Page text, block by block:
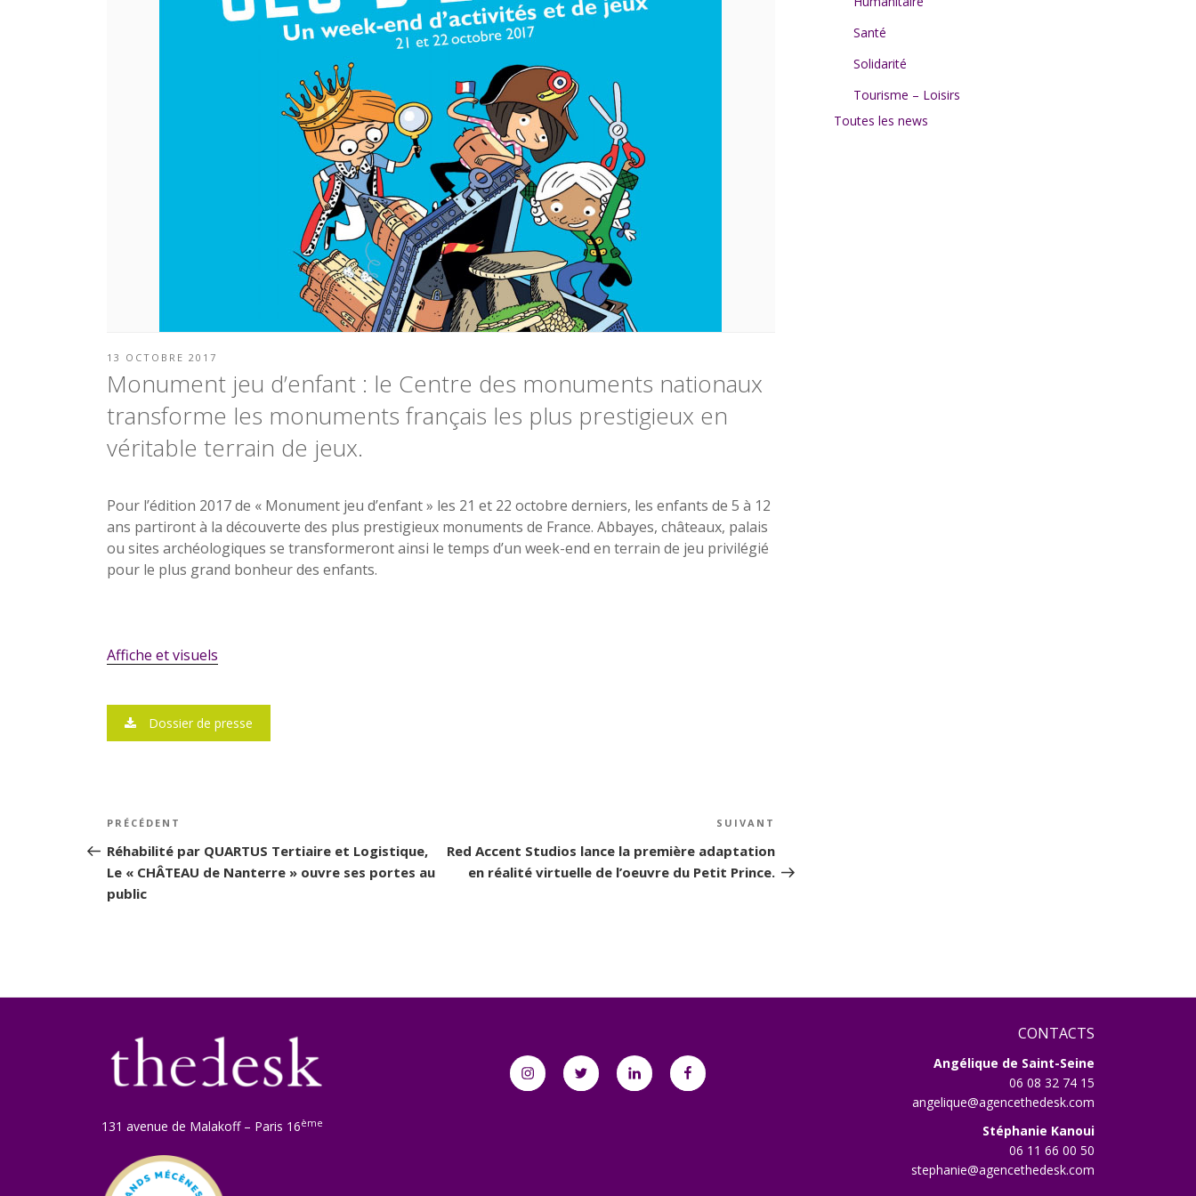
PUBLIÉ
13 OCTOBRE 2017
Monument jeu d’enfant : le Centre des monuments nationaux
transforme les monuments français les plus prestigieux en
véritable terrain de jeux.
Pour l’édition 2017 de « Monument jeu d’enfant » les 21 et 22 octobre derniers, les enfants de 5 à 12
ans partiront à la découverte des plus prestigieux monuments de France. Abbayes, châteaux, palais
ou sites archéologiques se transformeront ainsi le temps d’un week-end en terrain de jeu privilégié
pour le plus grand bonheur des enfants.
Affiche et visuels
Dossier de presse
Navigation
de
l’article
Article
précédent
PRÉCÉDENT
Réhabilité par QUARTUS Tertiaire et Logistique,
Le « CHÂTEAU de Nanterre » ouvre ses portes au
public
suivant
SUIVANT
Red Accent Studios lance la première adaptation
en réalité virtuelle de l’oeuvre du Petit Prince.
Santé
Solidarité
Tourisme – Loisirs
Toutes les news
131 avenue de Malakoff – Paris 16ème
InstagramTwitter Linkedin Facebook
CONTACTS
Angélique de Saint-Seine
06 08 32 74 15
angelique@agencethedesk.com
Stéphanie Kanoui
06 11 66 00 50
stephanie@agencethedesk.com